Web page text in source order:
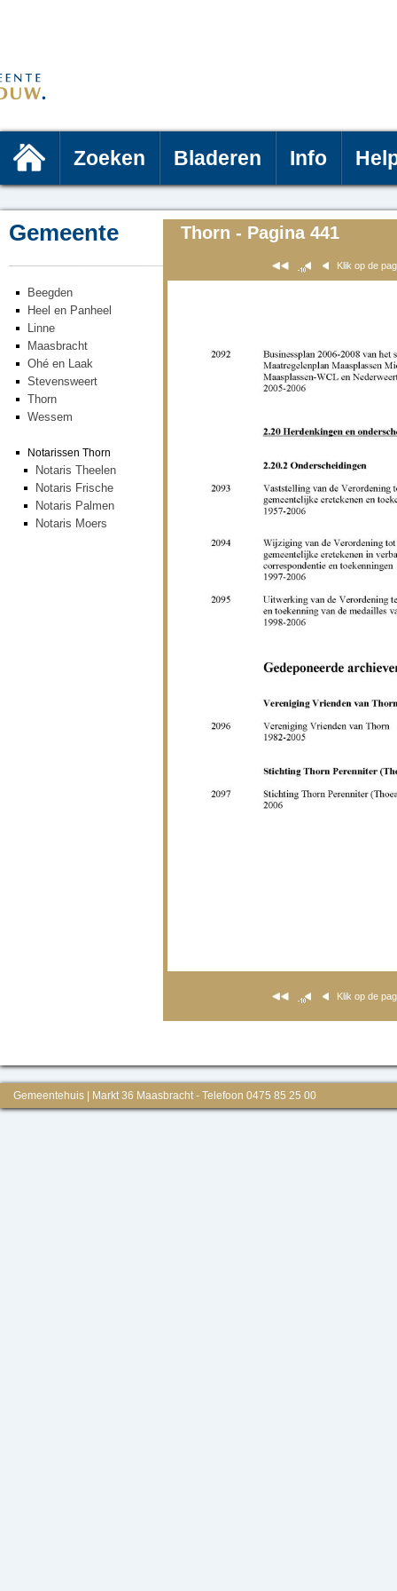
Zoeken Bladeren Info
Gemeente
Beegden
Heel en Panheel
Linne
Maasbracht
Ohé en Laak
Stevensweert
Thorn
Wessem
Notarissen Thorn
Notaris Theelen
Notaris Frische
Notaris Palmen
Notaris Moers
Thorn - Pagina 441
Klik op de
Klik op de
Gemeentehuis | Markt 36 Maasbracht - Telefoon 0475 85 25 00